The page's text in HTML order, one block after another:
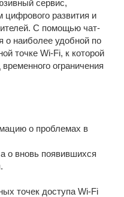
сервис,
цифрового развития и
С помощью чат-
о наиболее удобной по
точке Wi-Fi, к которой
ограничения
о проблемах в
о вновь появившихся
точек доступа Wi-Fi